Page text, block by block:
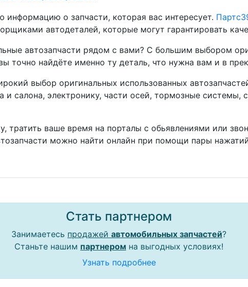
информацию о запчасти, которая вас интересует.
автодеталей, которые могут гарантировать
автозапчасти рядом с вами? С большим выбором
точно найдёте именно ту деталь, что нужна вам и в
выбор оригинальных использованных
и салона, электронику, части осей, тормозные системы,
тратить ваше время на порталы с обьявлениями или
можно найти онлайн при помощи пары
Стать партнером
Занимаетесь продажей автомобильных запчастей?
Станьте нашим партнером на выгодных условиях!
Узнать подробнее